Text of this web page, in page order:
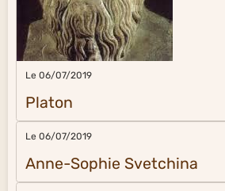
Le 06/07/2019
Platon
Le 06/07/2019
Anne-Sophie Svetchina